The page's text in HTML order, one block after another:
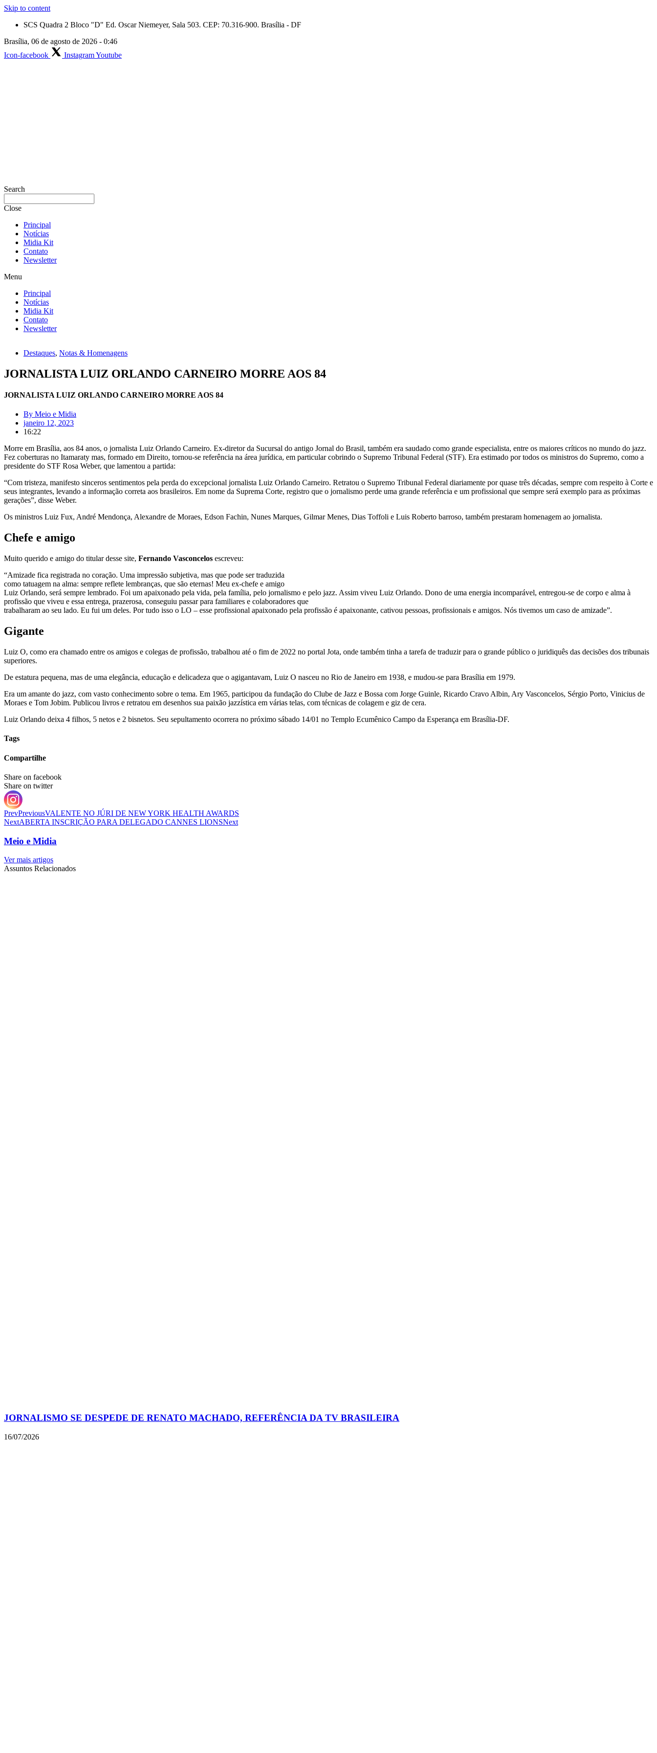
Skip to content
SCS Quadra 2 Bloco "D" Ed. Oscar Niemeyer, Sala 503. CEP: 70.316-900. Brasília - DF
Brasília, 06 de agosto de 2026 - 0:46
Icon-facebook
InstagramYoutube
Search
Close
Principal
Notícias
Midia Kit
Contato
Newsletter
Menu
Principal
Notícias
Midia Kit
Contato
Newsletter
Destaques, Notas & Homenagens
JORNALISTA LUIZ ORLANDO CARNEIRO MORRE AOS 84
JORNALISTA LUIZ ORLANDO CARNEIRO MORRE AOS 84
By Meio e Midia
janeiro 12, 2023
16:22
Morre em Brasília, aos 84 anos, o jornalista Luiz Orlando Carneiro. Ex-diretor da Sucursal do antigo Jornal do Brasil, também era saudado como grande especialista, entre os maiores críticos no mundo do jazz.
Fez coberturas no Itamaraty mas, formado em Direito, tornou-se referência na área jurídica, em particular cobrindo o Supremo Tribunal Federal (STF). Era estimado por todos os ministros do Supremo, como a
presidente do STF Rosa Weber, que lamentou a partida:
“Com tristeza, manifesto sinceros sentimentos pela perda do excepcional jornalista Luiz Orlando Carneiro. Retratou o Supremo Tribunal Federal diariamente por quase três décadas, sempre com respeito à Corte e
seus integrantes, levando a informação correta aos brasileiros. Em nome da Suprema Corte, registro que o jornalismo perde uma grande referência e um profissional que sempre será exemplo para as próximas
gerações”, disse Weber.
Os ministros Luiz Fux, André Mendonça, Alexandre de Moraes, Edson Fachin, Nunes Marques, Gilmar Menes, Dias Toffoli e Luis Roberto barroso, também prestaram homenagem ao jornalista.
Chefe e amigo
Muito querido e amigo do titular desse site, Fernando Vasconcelos escreveu:
“Amizade fica registrada no coração. Uma impressão subjetiva, mas que pode ser traduzida
como tatuagem na alma: sempre reflete lembranças, que são eternas! Meu ex-chefe e amigo
Luiz Orlando, será sempre lembrado. Foi um apaixonado pela vida, pela família, pelo jornalismo e pelo jazz. Assim viveu Luiz Orlando. Dono de uma energia incomparável, entregou-se de corpo e alma à
profissão que viveu e essa entrega, prazerosa, conseguiu passar para familiares e colaboradores que
trabalharam ao seu lado. Eu fui um deles. Por tudo isso o LO – esse profissional apaixonado pela profissão é apaixonante, cativou pessoas, profissionais e amigos. Nós tivemos um caso de amizade”.
Gigante
Luiz O, como era chamado entre os amigos e colegas de profissão, trabalhou até o fim de 2022 no portal Jota, onde também tinha a tarefa de traduzir para o grande público o juridiquês das decisões dos tribunais
superiores.
De estatura pequena, mas de uma elegância, educação e delicadeza que o agigantavam, Luiz O nasceu no Rio de Janeiro em 1938, e mudou-se para Brasília em 1979.
Era um amante do jazz, com vasto conhecimento sobre o tema. Em 1965, participou da fundação do Clube de Jazz e Bossa com Jorge Guinle, Ricardo Cravo Albin, Ary Vasconcelos, Sérgio Porto, Vinicius de
Moraes e Tom Jobim. Publicou livros e retratou em desenhos sua paixão jazzística em várias telas, com técnicas de colagem e giz de cera.
Luiz Orlando deixa 4 filhos, 5 netos e 2 bisnetos. Seu sepultamento ocorrera no próximo sábado 14/01 no Templo Ecumênico Campo da Esperança em Brasília-DF.
Tags
Compartilhe
Share on facebook
Share on twitter
PrevPreviousVALENTE NO JÚRI DE NEW YORK HEALTH AWARDS
NextABERTA INSCRIÇÃO PARA DELEGADO CANNES LIONSNext
Meio e Midia
Ver mais artigos
Assuntos Relacionados
JORNALISMO SE DESPEDE DE RENATO MACHADO, REFERÊNCIA DA TV BRASILEIRA
16/07/2026